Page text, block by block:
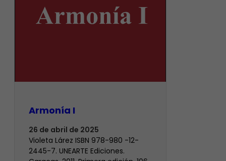
Armonía I
26 de abril de 2025
Violeta Lárez ISBN 978-980 -12-
2445-7. UNEARTE Ediciones.